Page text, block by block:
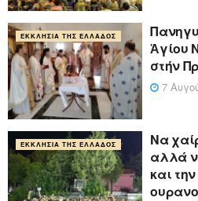
ΕΚΚΛΗΣΊΑ ΤΗΣ ΕΛΛΆΔΟΣ
Ἁγίου
στήν
7
ΕΚΚΛΗΣΊΑ ΤΗΣ ΕΛΛΆΔΟΣ
Να
αλλά
και